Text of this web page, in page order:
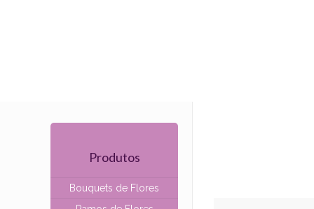
Produtos
Bouquets de Flores